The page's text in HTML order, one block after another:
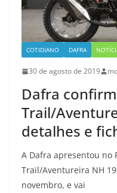
COTIDIANO DAFRA
30 de agosto de 2019
Dafra
Trail/
detalhes e
A Dafra apresentou no
Trail/Aventureira NH
novembro, e vai